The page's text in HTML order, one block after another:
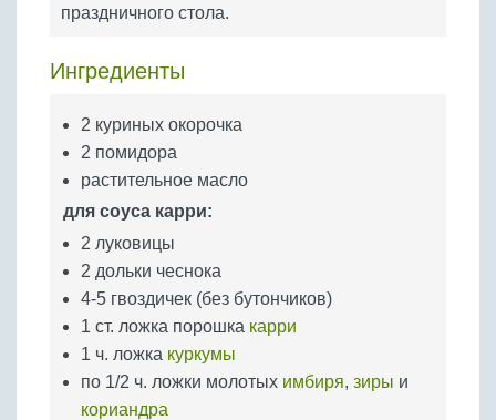
Бобовые
Крупы
праздничного стола.
Ингредиенты
2 куриных окорочка
2 помидора
растительное масло
для соуса карри:
2 луковицы
2 дольки чеснока
4-5 гвоздичек (без бутончиков)
1 ст. ложка порошка карри
1 ч. ложка куркумы
по 1/2 ч. ложки молотых имбиря, зиры и
кориандра